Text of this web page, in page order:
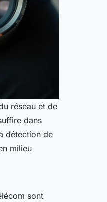
réseau et de
dans
détection de
milieu
sont